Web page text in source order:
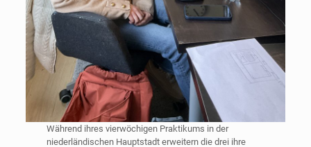
Während ihres vierwöchigen Praktikums in der
niederländischen Hauptstadt erweitern die drei ihre